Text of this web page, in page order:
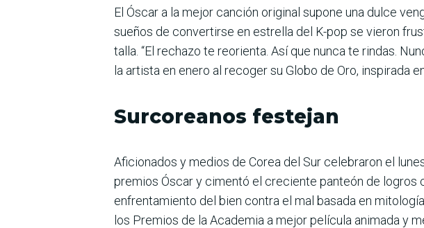
El Óscar a la mejor canción original supone una dulce
sueños de convertirse en estrella del K-pop se vieron
talla. “El rechazo te reorienta. Así que nunca te rindas.
la artista en enero al recoger su Globo de Oro, inspirada
Surcoreanos festejan
Aficionados y medios de Corea del Sur celebraron el
premios Óscar y cimentó el creciente panteón de logros
enfrentamiento del bien contra el mal basada en
los Premios de la Academia a mejor película animada y